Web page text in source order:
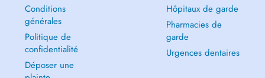
Conditions
générales
Politique de
confidentialité
Déposer une
Hôpitaux de garde
Pharmacies de
garde
Urgences dentaires